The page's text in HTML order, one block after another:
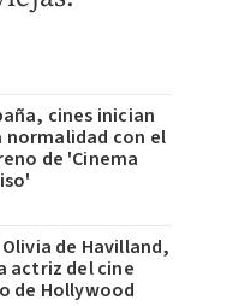
cines inician
normalidad con el
de 'Cinema
de Havilland,
actriz del cine
de Hollywood